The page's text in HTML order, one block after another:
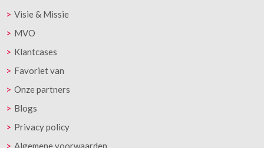
Visie & Missie
MVO
Klantcases
Favoriet van
Onze partners
Blogs
Privacy policy
Algemene voorwaarden